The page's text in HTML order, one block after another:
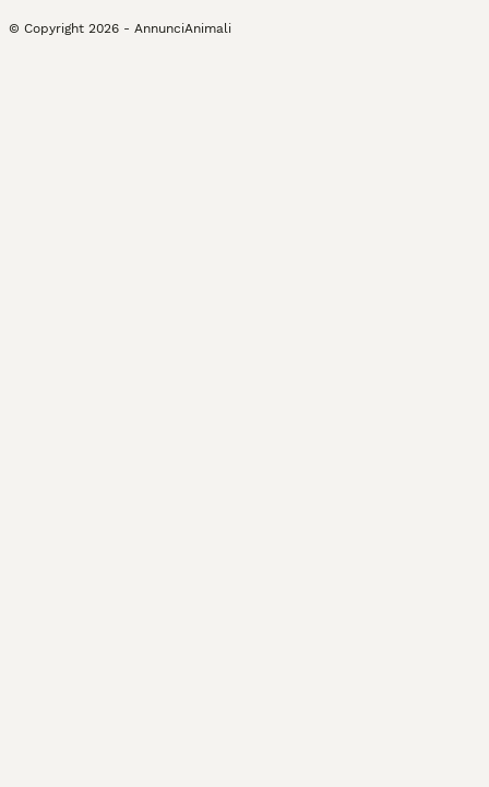
© Copyright 2026 - AnnunciAnimali